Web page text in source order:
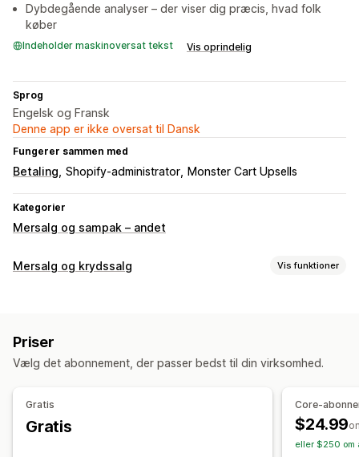
Dybdegående analyser – der viser dig præcis, hvad folk
køber
Indeholder maskinoversat tekst Vis oprindelig
Sprog
Engelsk og Fransk
Denne app er ikke oversat til Dansk
Fungerer sammen med
Betaling Shopify-administrator Monster Cart Upsells
Kategorier
Mersalg og sampak – andet
Mersalg og krydssalg Vis funktioner
Tilpassede regler
Priser
Vælg det abonnement, der passer bedst til din virksomhed.
Gratis
Gratis
Core-
$24.99
eller $250 om